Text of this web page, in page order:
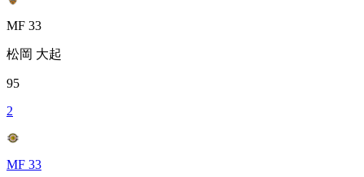
MF 33
松岡 大起
95
2
MF 33